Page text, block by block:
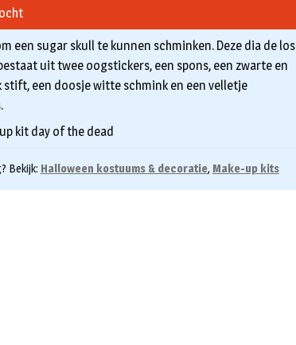
een sugar skull te kunnen schminken. Deze dia de los
uit twee oogstickers, een spons, een zwarte en
stift, een doosje witte schmink en een velletje
kit day of the dead
Bekijk: Halloween kostuums & decoratie, Make-up kits